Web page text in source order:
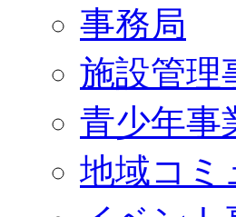
事務局
施設管理
青少年事
地域コミ